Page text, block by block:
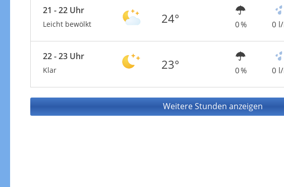
21 - 22 Uhr
Leicht bewölkt 24° 0 % 0 l/
22 - 23 Uhr
Klar 23° 0 % 0 l/
Weitere Stunden anzeigen